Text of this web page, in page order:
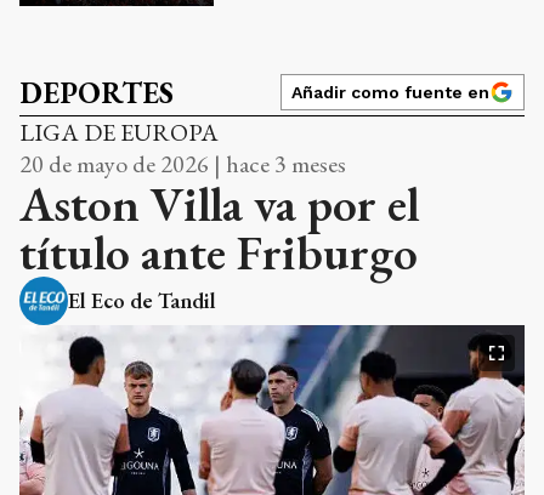
DEPORTES Añadir como fuente en
LIGA DE EUROPA
20 de mayo de 2026 | hace 3 meses
Aston Villa va por el
título ante Friburgo
El Eco de Tandil